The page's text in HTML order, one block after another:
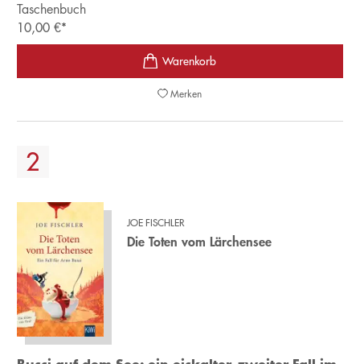
Taschenbuch
10,00 €*
Merken
JOE FISCHLER
Die Toten vom Lärchensee